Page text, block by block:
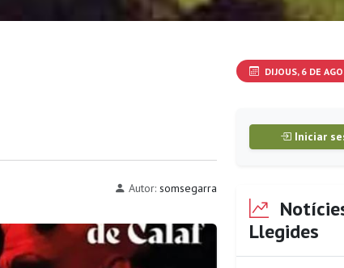
Autor: somsegarra
DIJOUS, 6 DE
Iniciar
Llegides